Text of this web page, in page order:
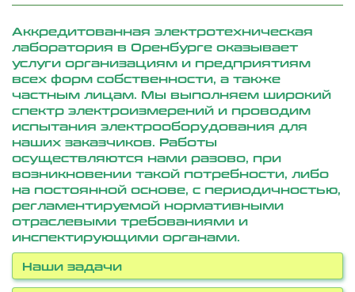
Аккредитованная электротехническая
лаборатория в Оренбурге оказывает
услуги организациям и предприятиям
всех форм собственности, а также
частным лицам. Мы выполняем широкий
спектр электроизмерений и проводим
испытания электрооборудования для
наших заказчиков. Работы
осуществляются нами разово, при
возникновении такой потребности, либо
на постоянной основе, с периодичностью,
регламентируемой нормативными
отраслевыми требованиями и
инспектирующими органами.
Наши задачи